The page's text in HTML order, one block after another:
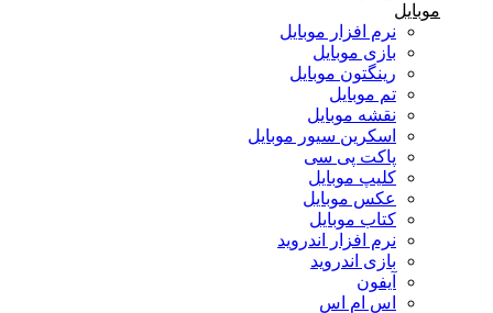
موبایل
نرم افزار موبایل
بازی موبایل
رینگتون موبایل
تم موبایل
نقشه موبایل
اسکرین سیور موبایل
پاکت پی سی
کلیپ موبایل
عکس موبایل
کتاب موبایل
نرم افزار اندروید
بازی اندروید
آیفون
اس ام اس